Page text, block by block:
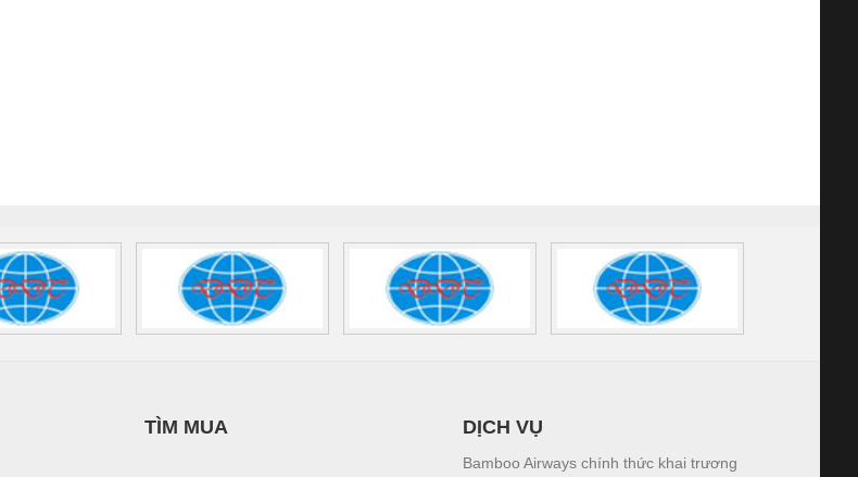
TÌM MUA DỊCH VỤ
Bamboo Airways chính thức khai trương